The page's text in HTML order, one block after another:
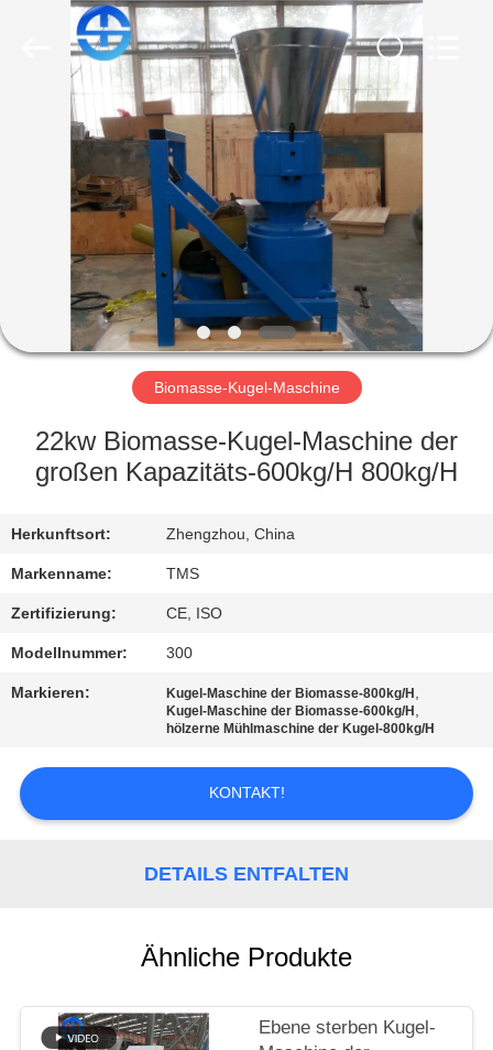
STARTSEITE
PRODUKTE
VIDEOS
ÜBER
UNS
FABRIK
TOUR
QUALITÄTSKONTROLLE
KONTAKT
FÄLLE
Biomasse-Kugel-Maschine
22kw Biomasse-Kugel-Maschine der
großen Kapazitäts-600kg/H 800kg/H
Herkunftsort: Zhengzhou, China
Markenname: TMS
Zertifizierung: CE, ISO
Modellnummer: 300
Markieren: Kugel-Maschine der Biomasse-800kg/H ,
Kugel-Maschine der Biomasse-600kg/H ,
hölzerne Mühlmaschine der Kugel-800kg/H
KONTAKT!
DETAILS ENTFALTEN
Ähnliche Produkte
Ebene sterben Kugel-